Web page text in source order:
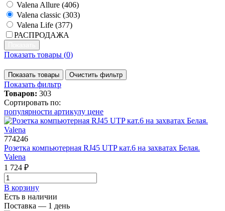
Valena Allure (406)
Valena classic (303)
Valena Life (377)
РАСПРОДАЖА
Показать товары (0)
Показать товары Очистить фильтр
Показать фильтр
Товаров: 303
Сортировать по:
популярности артикулу цене
774246
Розетка компьютерная RJ45 UTP кат.6 на захватах Белая.
Valena
1 724 ₽
В корзинy
Есть в наличии
Поставка — 1 день